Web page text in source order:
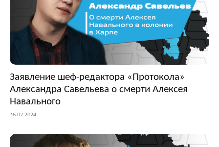
Заявление шеф-редактора «Протокола»
Александра Савельева о смерти Алексея
Навального
16.02.2024